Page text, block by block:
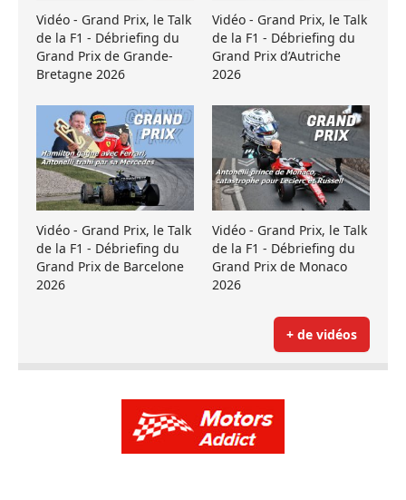
Vidéo - Grand Prix, le Talk
de la F1 - Débriefing du
Grand Prix de Grande-
Bretagne 2026
Vidéo - Grand Prix, le Talk
de la F1 - Débriefing du
Grand Prix d’Autriche
2026
Vidéo - Grand Prix, le Talk
de la F1 - Débriefing du
Grand Prix de Barcelone
2026
Vidéo - Grand Prix, le Talk
de la F1 - Débriefing du
Grand Prix de Monaco
2026
+ de vidéos